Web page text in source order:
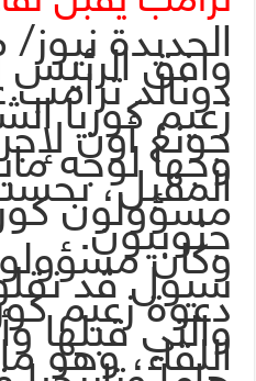
الحديدة
وافق الرئيس
دونالد
زعيم كوريا
جونغ أون
وجها لوجه
المقبل،
مسؤولون
جنوبيون.
وكان
سيول قد
دعوة زعيم
والتي قبلها
اللقاء، وهو